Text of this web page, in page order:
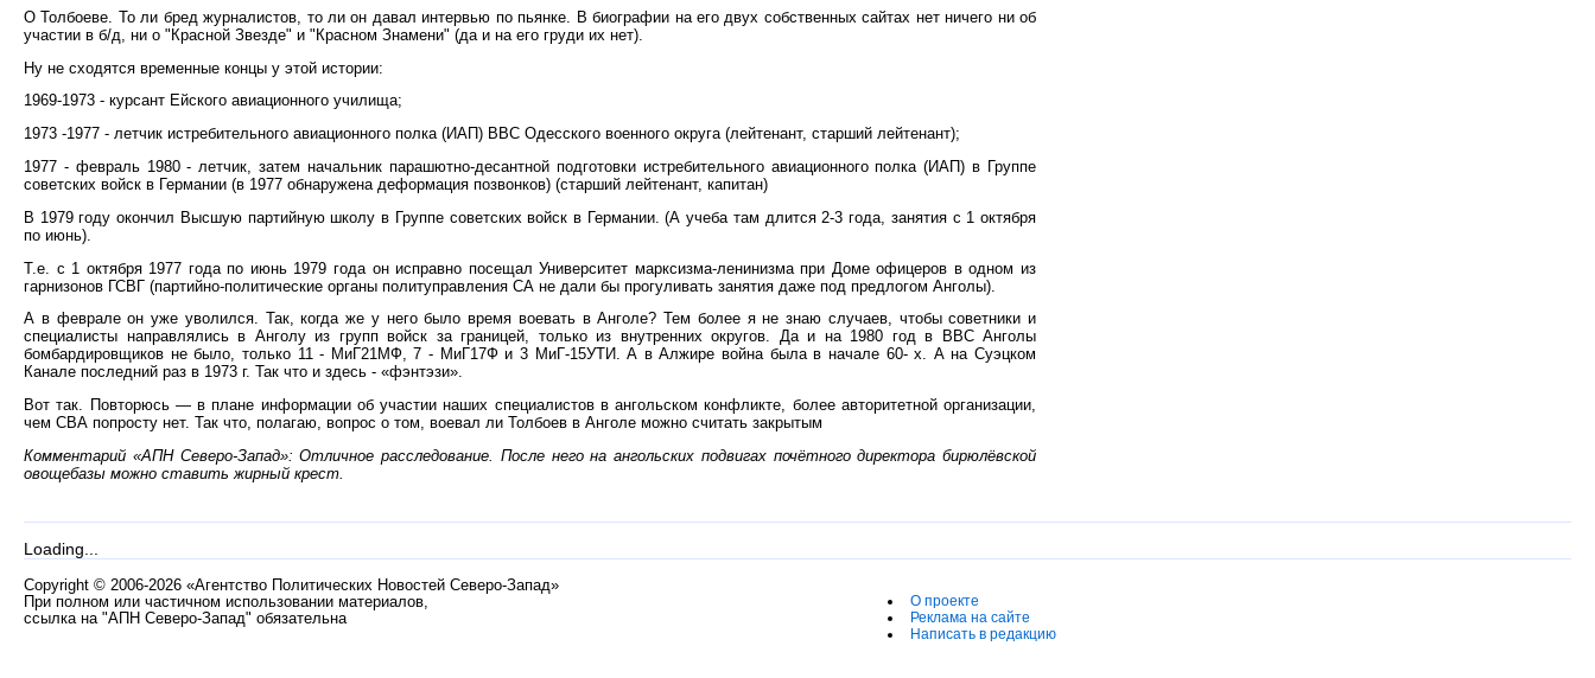
О Толбоеве. То ли бред журналистов, то ли он давал интервью по пьянке. В биографии на его двух собственных сайтах нет ничего ни об
участии в б/д, ни о "Красной Звезде" и "Красном Знамени" (да и на его груди их нет).
Ну не сходятся временные концы у этой истории:
1969-1973 - курсант Ейского авиационного училища;
1973 -1977 - летчик истребительного авиационного полка (ИАП) ВВС Одесского военного округа (лейтенант, старший лейтенант);
1977 - февраль 1980 - летчик, затем начальник парашютно-десантной подготовки истребительного авиационного полка (ИАП) в Группе
советских войск в Германии (в 1977 обнаружена деформация позвонков) (старший лейтенант, капитан)
В 1979 году окончил Высшую партийную школу в Группе советских войск в Германии. (А учеба там длится 2-3 года, занятия с 1 октября
по июнь).
Т.е. с 1 октября 1977 года по июнь 1979 года он исправно посещал Университет марксизма-ленинизма при Доме офицеров в одном из
гарнизонов ГСВГ (партийно-политические органы политуправления СА не дали бы прогуливать занятия даже под предлогом Анголы).
А в феврале он уже уволился. Так, когда же у него было время воевать в Анголе? Тем более я не знаю случаев, чтобы советники и
специалисты направлялись в Анголу из групп войск за границей, только из внутренних округов. Да и на 1980 год в ВВС Анголы
бомбардировщиков не было, только 11 - МиГ21МФ, 7 - МиГ17Ф и 3 МиГ-15УТИ. А в Алжире война была в начале 60- х. А на Суэцком
Канале последний раз в 1973 г. Так что и здесь - «фэнтэзи».
Вот так. Повторюсь — в плане информации об участии наших специалистов в ангольском конфликте, более авторитетной организации,
чем СВА попросту нет. Так что, полагаю, вопрос о том, воевал ли Толбоев в Анголе можно считать закрытым
Комментарий «АПН Северо-Запад»: Отличное расследование. После него на ангольских подвигах почётного директора бирюлёвской
овощебазы можно ставить жирный крест.
Loading...
Copyright © 2006-2026 «Агентство Политических Новостей Северо-Запад»
При полном или частичном использовании материалов,
ссылка на "АПН Северо-Запад" обязательна
О проекте
Реклама на сайте
Написать в редакцию